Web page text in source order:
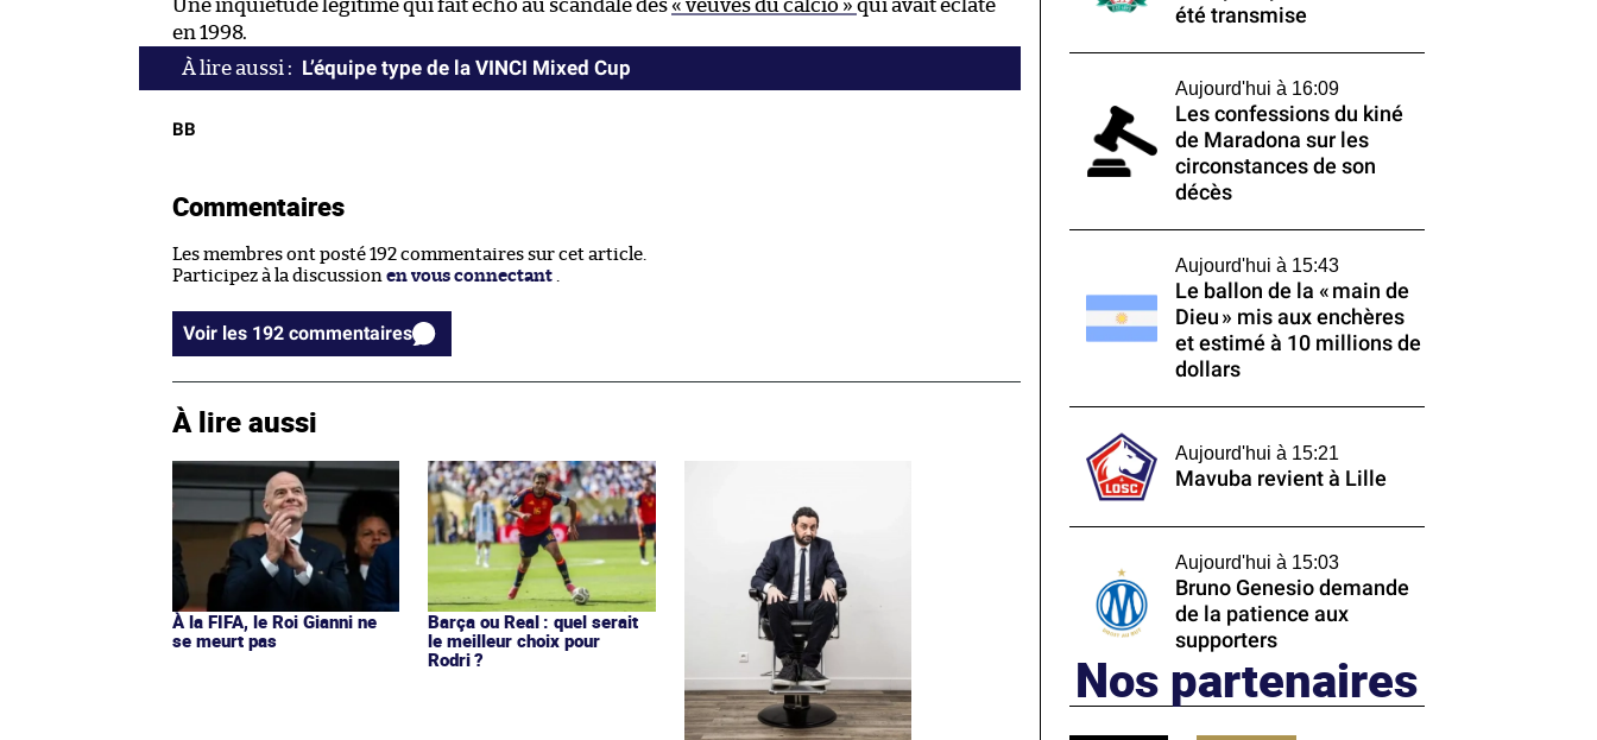
Une inquiétude légitime qui fait écho au scandale des « veuves du calcio » qui avait éclaté
en 1998.
L’équipe type de la VINCI Mixed Cup
BB
Commentaires
Les membres ont posté 192 commentaires sur cet article.
Participez à la discussion en vous connectant
Voir les 192 commentaires
À lire aussi
À la FIFA, le Roi Gianni ne
se meurt pas
Barça ou Real : quel serait
le meilleur choix pour
Rodri ?
été transmise
Aujourd'hui à 16:09
Les confessions du kiné
de Maradona sur les
circonstances de son
décès
Aujourd'hui à 15:43
Le ballon de la « main de
Dieu » mis aux enchères
et estimé à 10 millions de
dollars
Aujourd'hui à 15:21
Mavuba revient à Lille
Aujourd'hui à 15:03
Bruno Genesio demande
de la patience aux
supporters
Nos partenaires